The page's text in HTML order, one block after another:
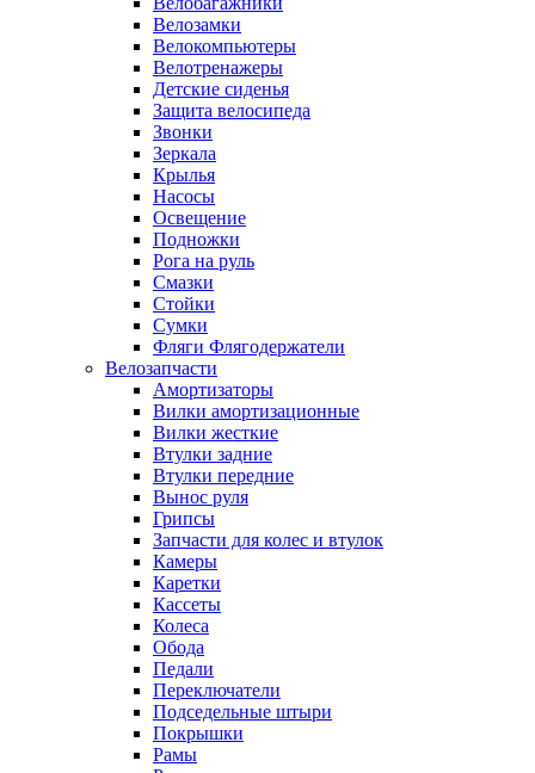
Велозамки
Велокомпьютеры
Велотренажеры
Детские сиденья
Защита велосипеда
Звонки
Зеркала
Крылья
Насосы
Освещение
Подножки
Рога на руль
Смазки
Стойки
Сумки
Фляги Флягодержатели
Велозапчасти
Амортизаторы
Вилки амортизационные
Вилки жесткие
Втулки задние
Втулки передние
Вынос руля
Грипсы
Запчасти для колес и втулок
Камеры
Каретки
Кассеты
Колеса
Обода
Педали
Переключатели
Подседельные штыри
Покрышки
Рамы